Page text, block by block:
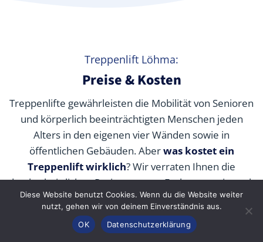
Treppenlift Löhma:
Preise & Kosten
Treppenlifte gewährleisten die Mobilität von Senioren
und körperlich beeinträchtigten Menschen jeden
Alters in den eigenen vier Wänden sowie in
öffentlichen Gebäuden. Aberwas kostet ein
Treppenlift wirklich? Wir verraten Ihnen die
durchschnittlichen Preise unserer Fachpartner je nach
Modell und wie Sie die Kosten durch Zuschüsse,
Fördermittel und Alternativen senken können.
Konfigurator
Diese Website benutzt Cookies. Wenn du die Website weiter
nutzt, gehen wir von deinem Einverständnis aus.
OK
Datenschutzerklärung